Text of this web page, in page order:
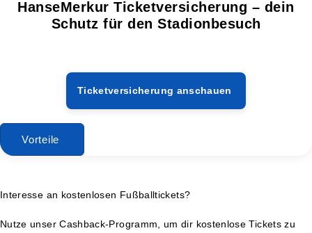
HanseMerkur Ticketversicherung – dein
Schutz für den Stadionbesuch
Ticketversicherung anschauen
Vorteile
Interesse an kostenlosen Fußballtickets?
Nutze unser Cashback-Programm, um dir kostenlose Tickets zu